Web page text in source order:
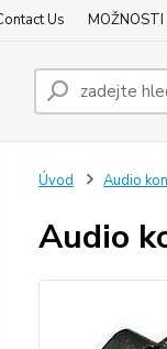
Us MOŽNOSTI
Úvod Audio
Audio